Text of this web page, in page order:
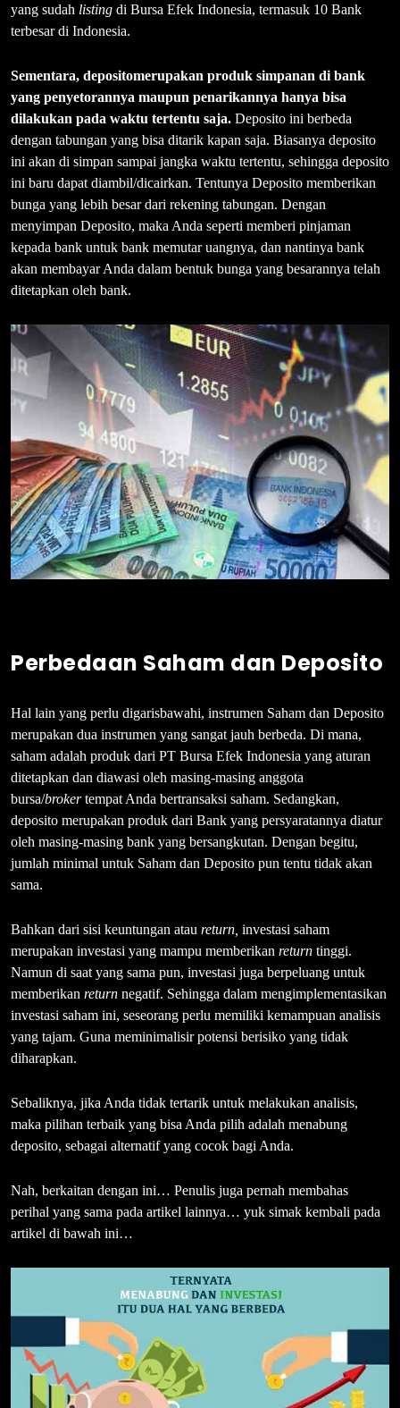
yang sudah listing di Bursa Efek Indonesia, termasuk 10 Bank
terbesar di Indonesia.
Sementara, depositomerupakan produk simpanan di bank
yang penyetorannya maupun penarikannya hanya bisa
dilakukan pada waktu tertentu saja. Deposito ini berbeda
dengan tabungan yang bisa ditarik kapan saja. Biasanya deposito
ini akan di simpan sampai jangka waktu tertentu, sehingga deposito
ini baru dapat diambil/dicairkan. Tentunya Deposito memberikan
bunga yang lebih besar dari rekening tabungan. Dengan
menyimpan Deposito, maka Anda seperti memberi pinjaman
kepada bank untuk bank memutar uangnya, dan nantinya bank
akan membayar Anda dalam bentuk bunga yang besarannya telah
ditetapkan oleh bank.
Perbedaan Saham dan Deposito
Hal lain yang perlu digarisbawahi, instrumen Saham dan Deposito
merupakan dua instrumen yang sangat jauh berbeda. Di mana,
saham adalah produk dari PT Bursa Efek Indonesia yang aturan
ditetapkan dan diawasi oleh masing-masing anggota
bursa/brokertempat Anda bertransaksi saham. Sedangkan,
deposito merupakan produk dari Bank yang persyaratannya diatur
oleh masing-masing bank yang bersangkutan. Dengan begitu,
jumlah minimal untuk Saham dan Deposito pun tentu tidak akan
sama.
Bahkan dari sisi keuntungan atau return, investasi saham
merupakan investasi yang mampu memberikan return tinggi.
Namun di saat yang sama pun, investasi juga berpeluang untuk
memberikan return negatif. Sehingga dalam mengimplementasikan
investasi saham ini, seseorang perlu memiliki kemampuan analisis
yang tajam. Guna meminimalisir potensi berisiko yang tidak
diharapkan.
Sebaliknya, jika Anda tidak tertarik untuk melakukan analisis,
maka pilihan terbaik yang bisa Anda pilih adalah menabung
deposito, sebagai alternatif yang cocok bagi Anda.
Nah, berkaitan dengan ini… Penulis juga pernah membahas
perihal yang sama pada artikel lainnya… yuk simak kembali pada
artikel di bawah ini…